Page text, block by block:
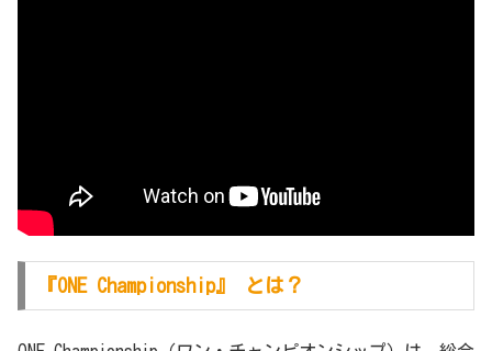
『ONE Championship』 とは？